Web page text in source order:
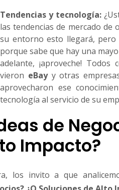
Tendencias y tecnología:
las tendencias de mercado de
su entorno esto llegará,
porque sabe que hay una
adelante, ¡aproveche! Todos
vieron eBayy otras
aprovecharon ese
tecnología al servicio de su
de
Impacto?
los invito a que